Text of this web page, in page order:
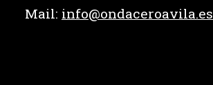
Mail: info@ondaceroavila.es